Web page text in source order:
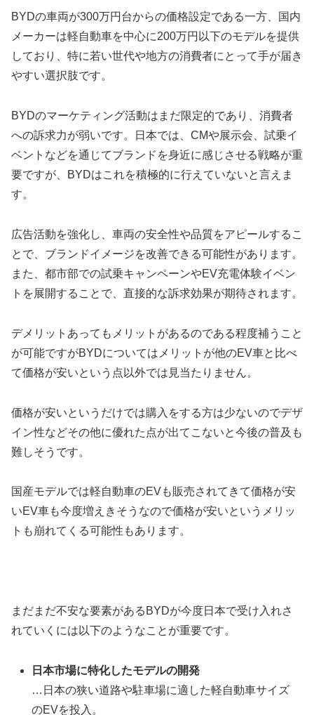
BYDの車両が300万円台からの価格設定である一方、国内
メーカーは軽自動車を中心に200万円以下のモデルを提供
しており、特に若い世代や地方の消費者にとって手が届き
やすい選択肢です。
BYDのマーケティング活動はまだ限定的であり、消費者
への訴求力が弱いです。日本では、CMや展示会、試乗イ
ベントなどを通じてブランドを身近に感じさせる戦略が重
要ですが、BYDはこれを積極的に行えていないと言えま
す。
広告活動を強化し、車両の安全性や品質をアピールするこ
とで、ブランドイメージを改善できる可能性があります。
また、都市部での試乗キャンペーンやEV充電体験イベン
トを展開することで、直接的な訴求効果が期待されます。
デメリットあってもメリットがあるのである程度補うこと
が可能ですがBYDについてはメリットが他のEV車と比べ
て価格が安いという点以外では見当たりません。
価格が安いというだけでは購入をする方は少ないのでデザ
イン性などその他に優れた点が出てこないと今後の普及も
難しそうです。
国産モデルでは軽自動車のEVも販売されてきて価格が安
いEV車も今度増えきそうなので価格が安いというメリッ
トも崩れてくる可能性もあります。
まだまだ不安な要素があるBYDが今度日本で受け入れさ
れていくには以下のようなことが重要です。
日本市場に特化したモデルの開発
…日本の狭い道路や駐車場に適した軽自動車サイズ
のEVを投入。